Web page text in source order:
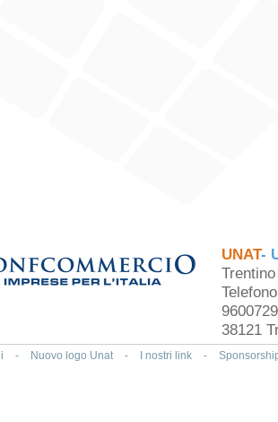
UNAT-
38121
- Nuovo logo Unat - I nostri link -